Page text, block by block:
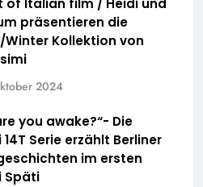
of Italian film / Heidi und
präsentieren die
Winter Kollektion von
2024
you awake?“- Die
Serie erzählt Berliner
im ersten
Späti